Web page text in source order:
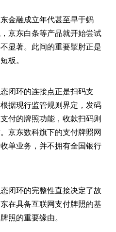
金融成立年代甚至早于蚂
京东白条等产品就开始尝试
显著。此间的重要掣肘正是
板。
闭环的连接点正是扫码支
据现行监管规则界定，发码
付的牌照功能，收款扫码则
京东数科旗下的支付牌照网
单业务，并不拥有全国银行
闭环的完整性直接决定了故
在具备互联网支付牌照的基
照的重要缘由。